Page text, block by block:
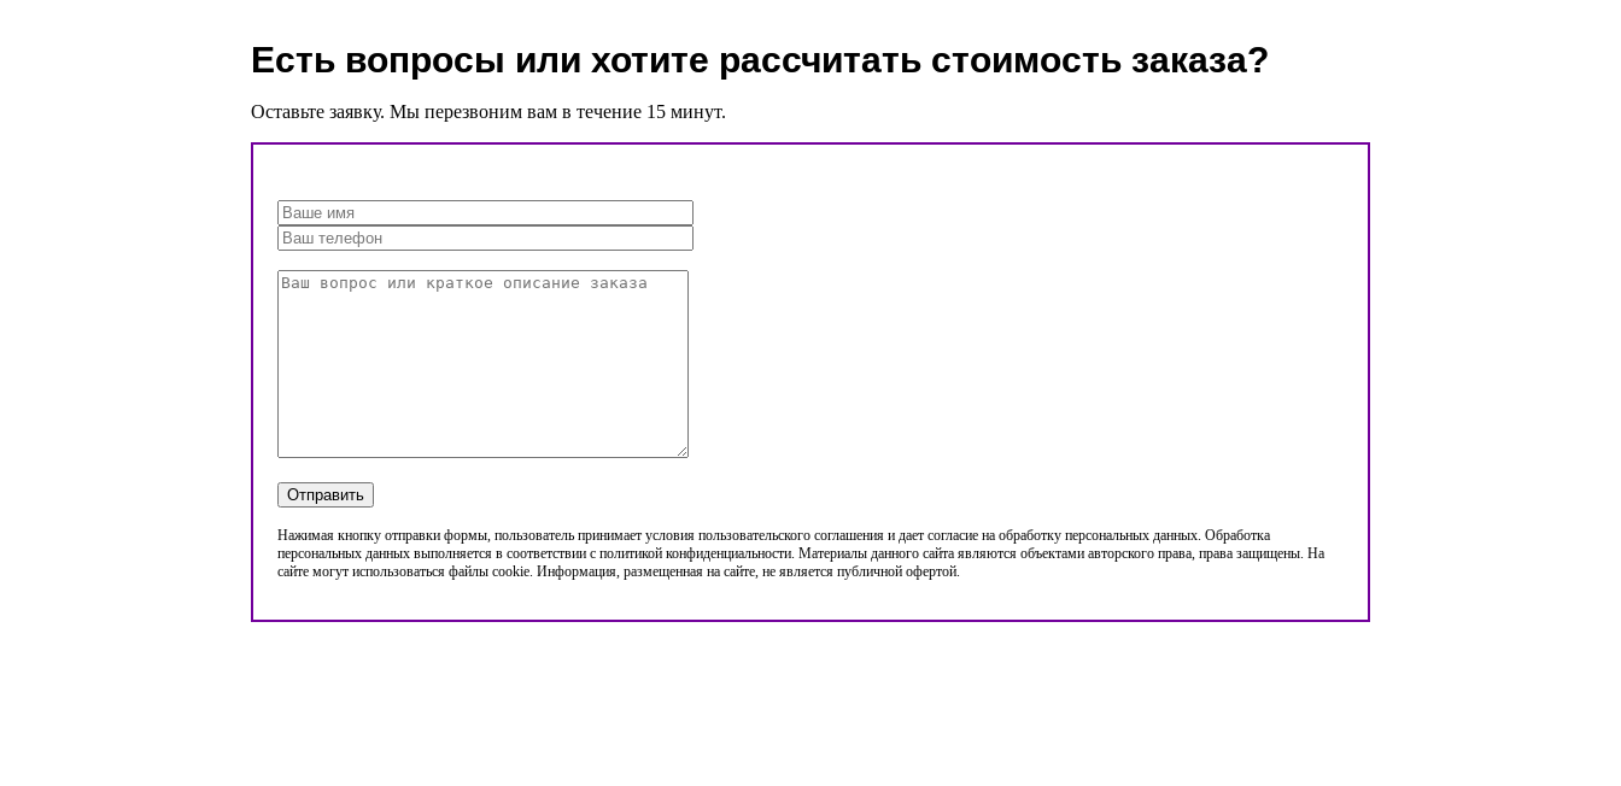
Есть вопросы или хотите рассчитать стоимость заказа?
Оставьте заявку. Мы перезвоним вам в течение 15 минут.
Нажимая кнопку отправки формы, пользователь принимает условия пользовательского соглашения и дает согласие на обработку персональных данных. Обработка
персональных данных выполняется в соответствии с политикой конфиденциальности. Материалы данного сайта являются объектами авторского права, права защищены. На
сайте могут использоваться файлы cookie. Информация, размещенная на сайте, не является публичной офертой.